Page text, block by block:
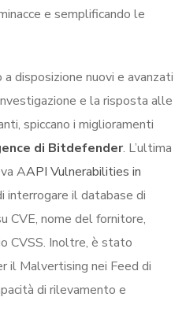
e semplificando le
disposizione nuovi e avanzati
e la risposta alle
spiccano i miglioramenti
di Bitdefender. L’ultima
AAPI Vulnerabilities in
interrogare il database di
CVE, nome del fornitore,
CVSS. Inoltre, è stato
il Malvertising nei Feed di
di rilevamento e